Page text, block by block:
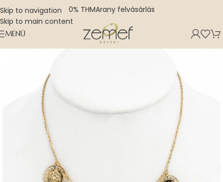
Skip to navigation
Skip to main content
0% THMArany felvásárlás
MENÜ